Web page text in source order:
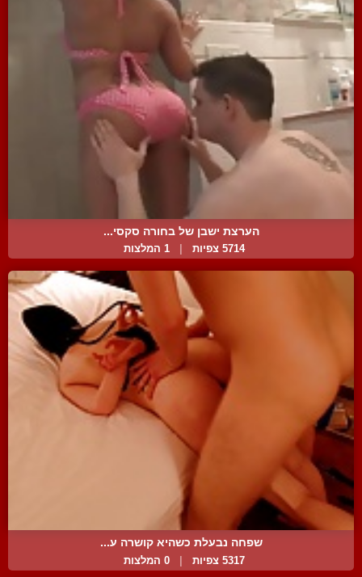
הערצת ישבן של בחורה סקסי...
5714 צפיות 1 המלצות
שפחה נבעלת כשהיא קושרה ע...
5317 צפיות 0 המלצות